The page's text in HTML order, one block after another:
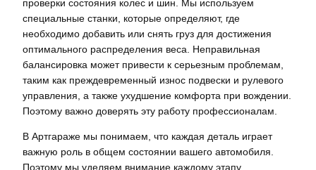
проверки состояния колес и шин. Мы используем
специальные станки, которые определяют, где
необходимо добавить или снять груз для достижения
оптимального распределения веса. Неправильная
балансировка может привести к серьезным проблемам,
таким как преждевременный износ подвески и рулевого
управления, а также ухудшение комфорта при вождении.
Поэтому важно доверять эту работу профессионалам.
В Артгараже мы понимаем, что каждая деталь играет
важную роль в общем состоянии вашего автомобиля.
Поэтому мы уделяем внимание каждому этапу